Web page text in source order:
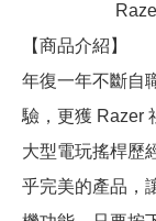
【商品介紹】
年復一年不斷自
驗，更獲 Razer
大型電玩搖桿歷
乎完美的產品，